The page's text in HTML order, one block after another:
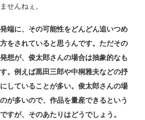
せんねぇ。
に、その可能性をどんどん追いつめ
をされていると思うんです。ただその
想が、俊太郎さんの場合は抽象的なも
。例えば黒田三郎や中桐雅夫などの抒
していることが多い。俊太郎さんの場
が多いので、作品を量産できるという
すが、そのあたりはどうでしょう。